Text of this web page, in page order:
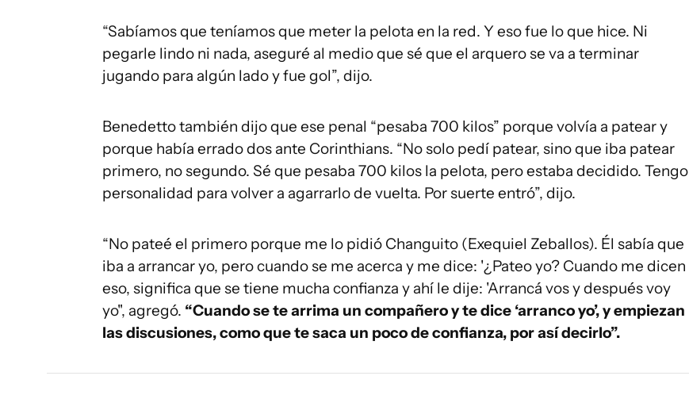
“Sabíamos que teníamos que meter la pelota en la red. Y eso fue lo que hice. Ni
pegarle lindo ni nada, aseguré al medio que sé que el arquero se va a terminar
jugando para algún lado y fue gol”, dijo.
Benedetto también dijo que ese penal “pesaba 700 kilos” porque volvía a patear y
porque había errado dos ante Corinthians. “No solo pedí patear, sino que iba patear
primero, no segundo. Sé que pesaba 700 kilos la pelota, pero estaba decidido. Tengo
personalidad para volver a agarrarlo de vuelta. Por suerte entró”, dijo.
“No pateé el primero porque me lo pidió Changuito (Exequiel Zeballos). Él sabía que
iba a arrancar yo, pero cuando se me acerca y me dice: '¿Pateo yo? Cuando me dicen
eso, significa que se tiene mucha confianza y ahí le dije: 'Arrancá vos y después voy
yo", agregó. “Cuando se te arrima un compañero y te dice ‘arranco yo’, y empiezan
las discusiones, como que te saca un poco de confianza, por así decirlo”.